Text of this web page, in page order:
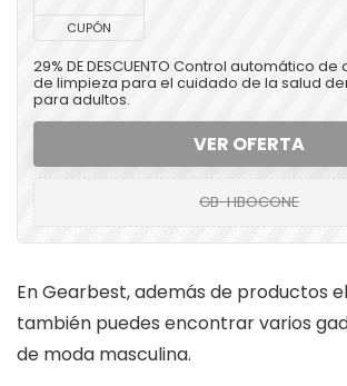
CUPÓN
29% DE DESCUENTO Control automático
de limpieza para el cuidado de la salud
para adultos.
VER OFERTA
GB-HBOCONE
En Gearbest, además de productos
también puedes encontrar varios
de moda masculina.